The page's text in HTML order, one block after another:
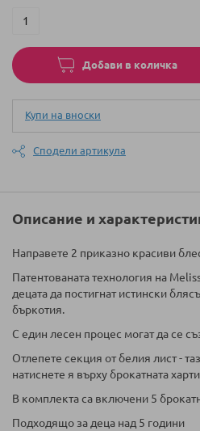
Добави в количка
Купи на вноски
Сподели артикула
Описание и
Направете 2 приказно красиви
Патентованата технология на
децата да постигнат истински
бъркотия.
С един лесен процес могат да се
Отлепете секция от белия лист -
натиснете я върху брокатната
В комплекта са включени 5
Подходящо за деца над 5 години